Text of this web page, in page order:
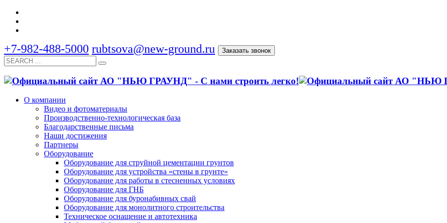
+7-982-488-5000 rubtsova@new-ground.ru Заказать звонок
О компании
Видео и фотоматериалы
Производственно-технологическая база
Благодарственные письма
Наши достижения
Партнеры
Оборудование
Оборудование для струйной цементации грунтов
Оборудование для устройства «стены в грунте»
Оборудование для работы в стесненных условиях
Оборудование для ГНБ
Оборудование для буронабивных свай
Оборудование для монолитного строительства
Техническое оснащение и автотехника